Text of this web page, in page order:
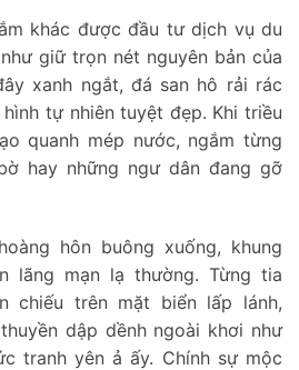
khác được đầu tư dịch vụ du
giữ trọn nét nguyên bản của
xanh ngắt, đá san hô rải rác
tự nhiên tuyệt đẹp. Khi triều
quanh mép nước, ngắm từng
hay những ngư dân đang gỡ
hôn buông xuống, khung
lãng mạn lạ thường. Từng tia
chiếu trên mặt biển lấp lánh,
dập dềnh ngoài khơi như
tranh yên ả ấy. Chính sự mộc